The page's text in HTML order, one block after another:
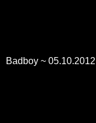
Badboy ~ 05.10.2012